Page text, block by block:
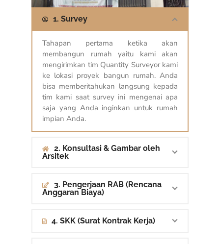
1. Survey
Tahapan pertama ketika akan
membangun rumah yaitu kami akan
mengirimkan tim Quantity Surveyor kami
ke lokasi proyek bangun rumah. Anda
bisa memberitahukan langsung kepada
tim kami saat survey ini mengenai apa
saja yang Anda inginkan untuk rumah
impian Anda.
2. Konsultasi & Gambar oleh
Arsitek
3. Pengerjaan RAB (Rencana
Anggaran Biaya)
4. SKK (Surat Kontrak Kerja)